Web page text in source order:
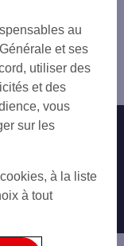
CHANUT
au
et ses
utiliser des
et des
vous
sur les
à la liste
à tout